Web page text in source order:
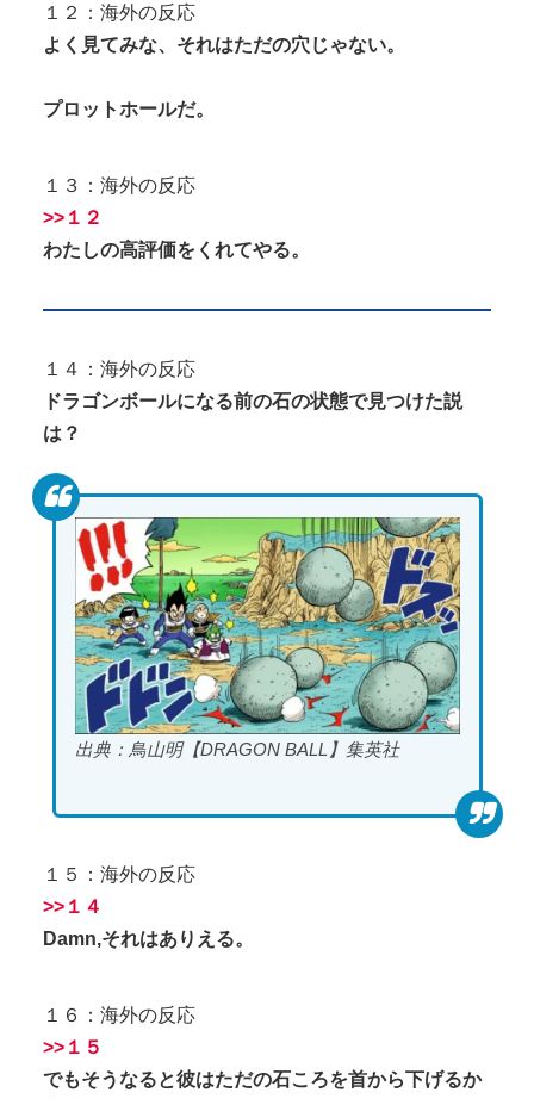
１２：海外の反応
よく見てみな、それはただの穴じゃない。
プロットホールだ。
１３：海外の反応
>>１２
わたしの高評価をくれてやる。
１４：海外の反応
ドラゴンボールになる前の石の状態で見つけた説
は？
出典：鳥山明【DRAGON BALL】集英社
１５：海外の反応
>>１４
Damn,それはありえる。
１６：海外の反応
>>１５
でもそうなると彼はただの石ころを首から下げるか